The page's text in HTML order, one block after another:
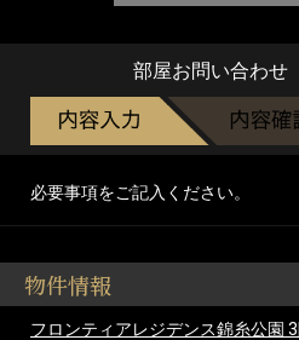
部屋お問い合わせ
必要事項をご記入ください。
物件情報
フロンティアレジデンス錦糸公園